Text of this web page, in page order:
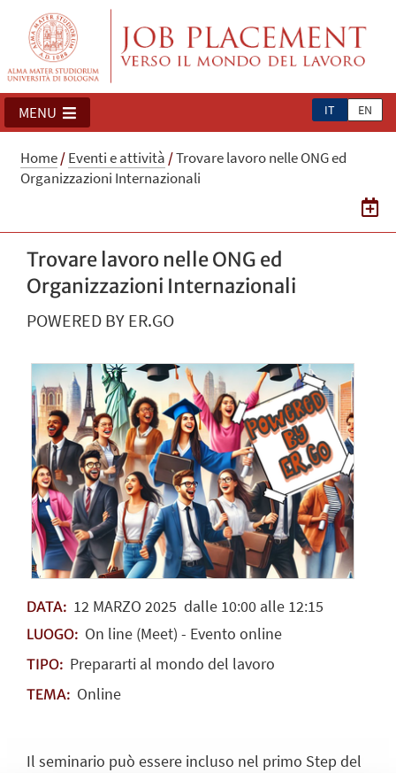
IT EN
MENU
Home/Eventi e attività /Trovare lavoro nelle ONG ed
Organizzazioni Internazionali
Trovare lavoro nelle ONG ed
Organizzazioni Internazionali
POWERED BY ER.GO
DATA: 12 MARZO 2025 dalle 10:00 alle 12:15
LUOGO: On line (Meet) - Evento online
TIPO: Prepararti al mondo del lavoro
TEMA: Online
Il seminario può essere incluso nel primo Step del